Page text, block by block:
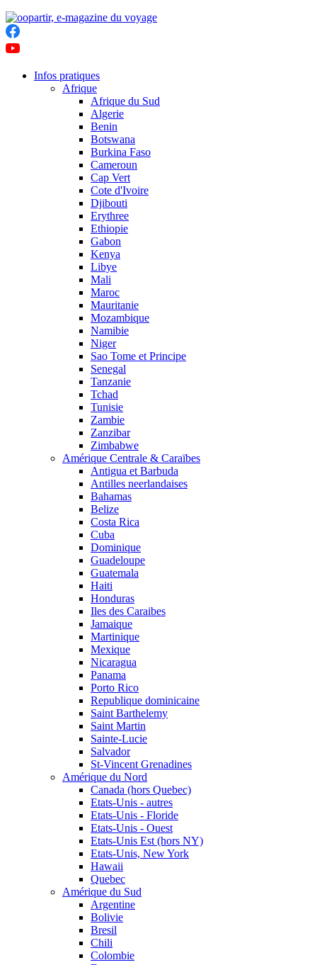
Infos pratiques
Afrique
Afrique du Sud
Algerie
Benin
Botswana
Burkina Faso
Cameroun
Cap Vert
Cote d'Ivoire
Djibouti
Erythree
Ethiopie
Gabon
Kenya
Libye
Mali
Maroc
Mauritanie
Mozambique
Namibie
Niger
Sao Tome et Principe
Senegal
Tanzanie
Tchad
Tunisie
Zambie
Zanzibar
Zimbabwe
Amérique Centrale & Caraïbes
Antigua et Barbuda
Antilles neerlandaises
Bahamas
Belize
Costa Rica
Cuba
Dominique
Guadeloupe
Guatemala
Haiti
Honduras
Iles des Caraibes
Jamaique
Martinique
Mexique
Nicaragua
Panama
Porto Rico
Republique dominicaine
Saint Barthelemy
Saint Martin
Sainte-Lucie
Salvador
St-Vincent Grenadines
Amérique du Nord
Canada (hors Quebec)
Etats-Unis - autres
Etats-Unis - Floride
Etats-Unis - Ouest
Etats-Unis Est (hors NY)
Etats-Unis, New York
Hawaii
Quebec
Amérique du Sud
Argentine
Bolivie
Bresil
Chili
Colombie